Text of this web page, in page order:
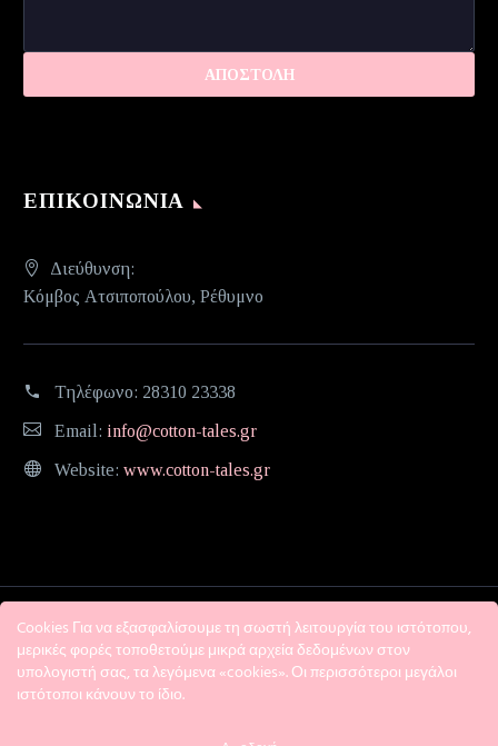
ΕΠΙΚΟΙΝΩΝΊΑ
Διεύθυνση:
Κόμβος Ατσιποπούλου, Ρέθυμνο
Τηλέφωνο: 28310 23338
Email: info@cotton-tales.gr
Website: www.cotton-tales.gr
Cookies Για να εξασφαλίσουμε τη σωστή λειτουργία του ιστότοπου,
μερικές φορές τοποθετούμε μικρά αρχεία δεδομένων στον
υπολογιστή σας, τα λεγόμενα «cookies». Οι περισσότεροι μεγάλοι
ιστότοποι κάνουν το ίδιο.